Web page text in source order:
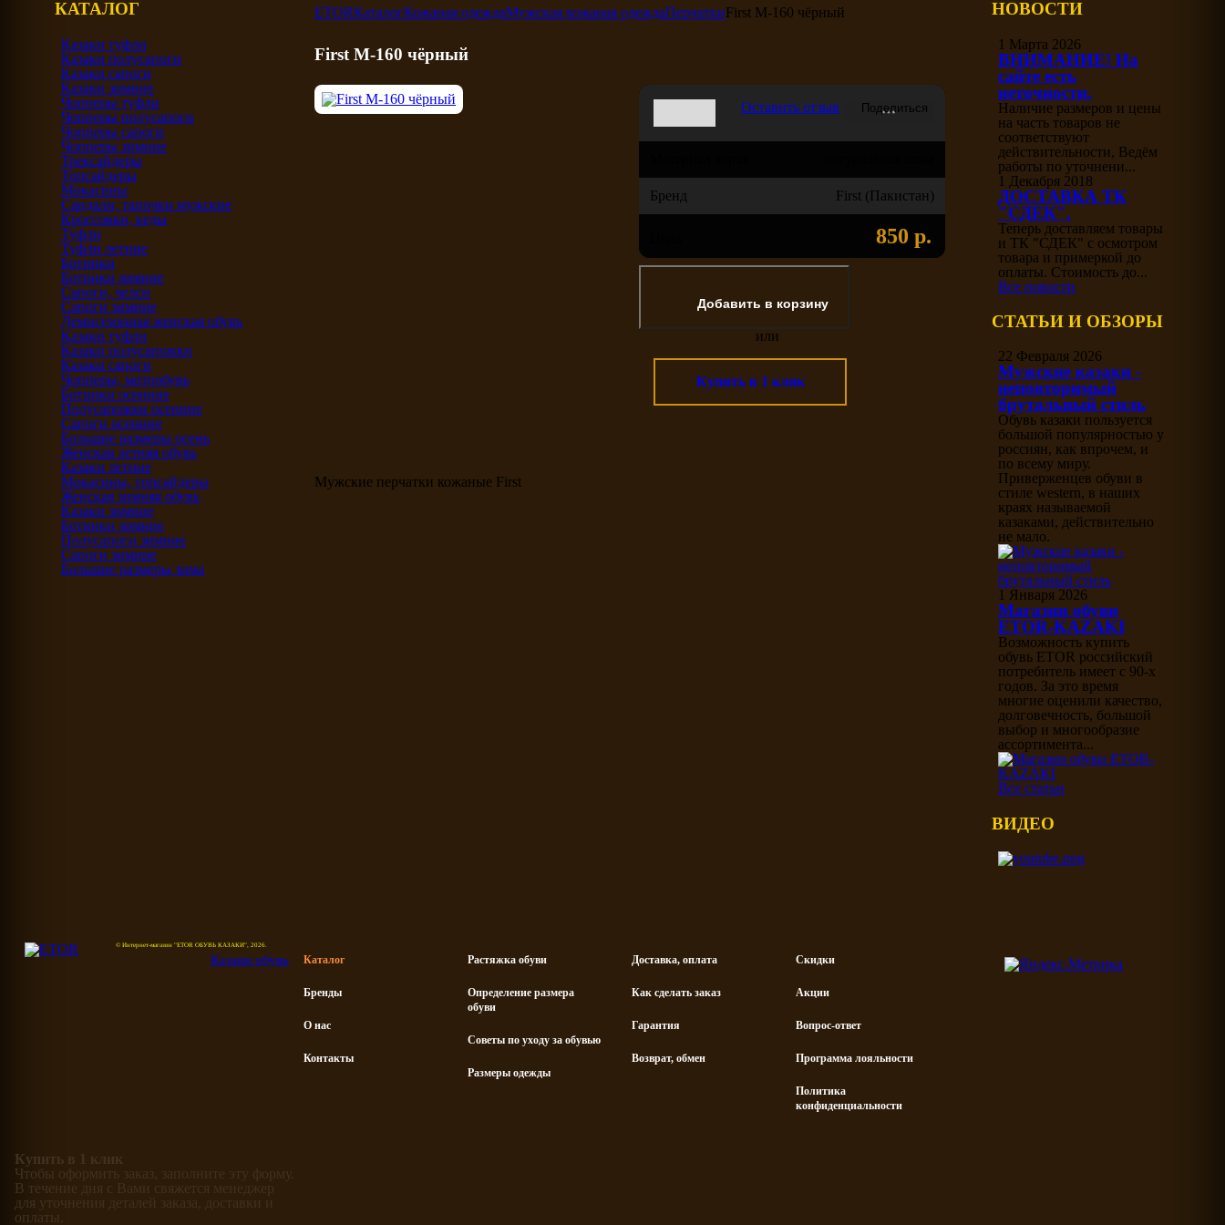
КАТАЛОГ
Казаки туфли
Казаки полусапоги
Казаки сапоги
Казаки зимние
Чопперы туфли
Чопперы полусапоги
Чопперы сапоги
Чопперы зимние
Трексайдеры
Топсайдеры
Мокасины
Сандали, тапочки мужские
Кроссовки, кеды
Туфли
Туфли летние
Ботинки
Ботинки зимние
Сапоги, челси
Сапоги зимние
Демисезонная женская обувь
Казаки туфли
Казаки полусапожки
Казаки сапоги
Чопперы, мотообувь
Ботинки осенние
Полусапожки осенние
Сапоги осенние
Большие размеры осень
Женская летняя обувь
Казаки летние
Мокасины, топсайдеры
Женская зимняя обувь
Казаки зимние
Ботинки зимние
Полусапоги зимние
Сапоги зимние
Большие размеры зима
ETORКаталогКожаная одеждаМужская кожаная одеждаПерчаткиFirst M-160 чёрный
First M-160 чёрный
Оставить отзыв
Бренд First (Пакистан)
850 р.
или
Купить в 1 клик
Мужские перчатки кожаные First
НОВОСТИ
1 Марта 2026
ВНИМАНИЕ! На
сайте есть
неточности.
Наличие размеров и цены
на часть товаров не
соответствуют
действительности, Ведём
работы по уточнени...
1 Декабря 2018
ДОСТАВКА ТК
"СДЕК".
Теперь доставляем товары
и ТК "СДЕК" с осмотром
товара и примеркой до
оплаты. Стоимость до...
Все новости
СТАТЬИ И ОБЗОРЫ
22 Февраля 2026
Мужские казаки -
неповторимый
брутальный стиль
Обувь казаки пользуется
большой популярностью у
россиян, как впрочем, и
по всему миру.
Приверженцев обуви в
стиле western, в наших
краях называемой
казаками, действительно
не мало.
1 Января 2026
Магазин обуви
ETOR-KAZAKI
Возможность купить
обувь ETOR российский
потребитель имеет с 90-х
годов. За это время
многие оценили качество,
долговечность, большой
выбор и многообразие
ассортимента...
Все статьи
ВИДЕО
© Интернет-магазин "ETOR ОБУВЬ КАЗАКИ", 2026.
Казаки обувь Каталог
Бренды
О нас
Контакты
Растяжка обуви
Определение размера
обуви
Советы по уходу за обувью
Размеры одежды
Доставка, оплата
Как сделать заказ
Гарантия
Возврат, обмен
Скидки
Акции
Вопрос-ответ
Программа лояльности
Политика
конфиденциальности
Купить в 1 клик
Чтобы оформить заказ, заполните эту форму.
В течение дня с Вами свяжется менеджер
для уточнения деталей заказа, доставки и
оплаты.